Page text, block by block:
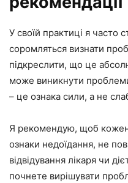
У своїй практиці я часто
соромляться визнати
підкреслити, що це
може виникнути
– це ознака сили, а не
Я рекомендую, щоб
ознаки недоїдання, не
відвідування лікаря чи
почнете вирішувати